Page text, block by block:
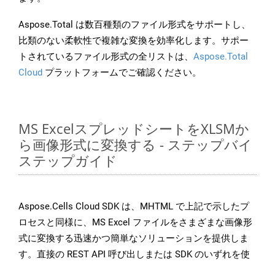
Aspose.Total は数百種類のファイル形式をサポートし、
比類のない柔軟性で複雑な変換を効率化します。サポー
トされているファイル形式の全リストは、 Aspose.Total
Cloud プラットフォームでご確認ください。
MS ExcelスプレッドシートをXLSMか
ら画像形式に変換する - ステップバイ
ステップガイド
Aspose.Cells Cloud SDK は、MHTML で上記で示したプ
ロセスと同様に、MS Excel ファイルをさまざまな画像形
式に変換する迅速かつ簡単なソリューションを提供しま
す。直接の REST API 呼び出しまたは SDK のいずれを使